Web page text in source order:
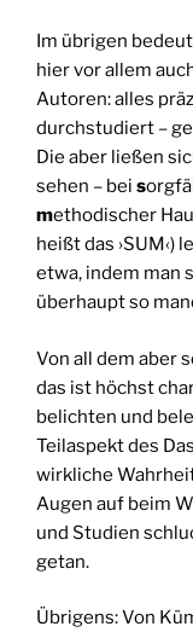
Im übrigen
hier vor allem
Autoren: alles
durchstudiert –
Die aber ließen
sehen – bei s
methodischer
heißt das
etwa, indem man
überhaupt so
Von all dem aber
das ist höchst
belichten und
Teilaspekt des
wirkliche
Augen auf beim
und Studien
getan.
Übrigens: Von